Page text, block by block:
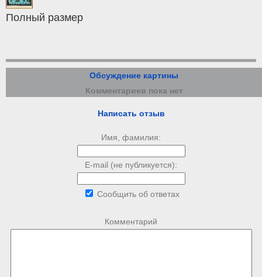
Полный размер
Обсуждение картины
Комментариев пока нет
Написать отзыв
Имя, фамилия:
E-mail (не публикуется):
Сообщить об ответах
Комментарий